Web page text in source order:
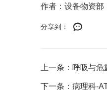
作者：设备物资部
分享到：
上一条：呼吸与
下一条：病理科-